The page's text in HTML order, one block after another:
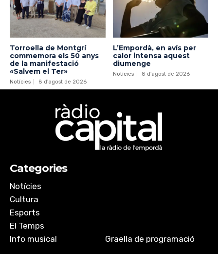
Torroella de Montgrí
commemora els 50 anys
de la manifestació
«Salvem el Ter»
Notícies 8 d'agost de 2026
L’Empordà, en avís per
calor intensa aquest
diumenge
Notícies 8 d'agost de 2026
Categories
Notícies
Cultura
Esports
El Temps
Info musical
Graella de programació